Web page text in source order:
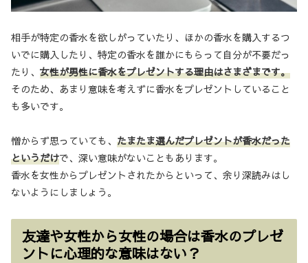
相手が特定の香水を欲しがっていたり、ほかの香水を購入するつ
いでに購入したり、特定の香水を誰かにもらって自分が不要だっ
たり、 女性が男性に香水をプレゼントする理由はさまざまです。
そのため、あまり意味を考えずに香水をプレゼントしていること
も多いです。
憎からず思っていても、 たまたま選んだプレゼントが香水だった
というだけで、深い意味がないこともあります。
香水を女性からプレゼントされたからといって、余り深読みはし
ないようにしましょう。
友達や女性から女性の場合は香水のプレゼ
ントに心理的な意味はない？